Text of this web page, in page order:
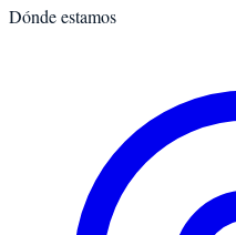
Dónde estamos